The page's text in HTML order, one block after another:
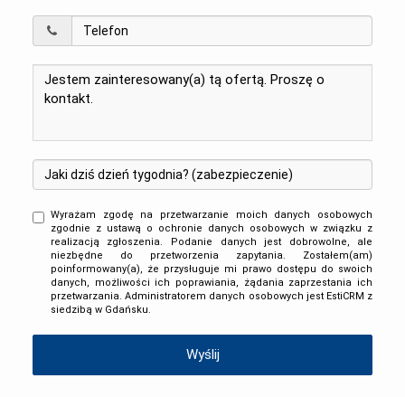
Wyrażam zgodę na przetwarzanie moich danych osobowych
zgodnie z ustawą o ochronie danych osobowych w związku z
realizacją zgłoszenia. Podanie danych jest dobrowolne, ale
niezbędne do przetworzenia zapytania. Zostałem(am)
poinformowany(a), że przysługuje mi prawo dostępu do swoich
danych, możliwości ich poprawiania, żądania zaprzestania ich
przetwarzania. Administratorem danych osobowych jest EstiCRM z
siedzibą w Gdańsku.